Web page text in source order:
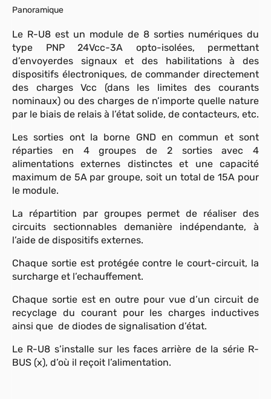
Panoramique
Le R-U8 est un module de 8 sorties numériques du
type PNP 24Vcc-3A opto-isolées, permettant
d’envoyerdes signaux et des habilitations à des
dispositifs électroniques, de commander directement
des charges Vcc (dans les limites des courants
nominaux) ou des charges de n’importe quelle nature
par le biais de relais à l’état solide, de contacteurs, etc.
Les sorties ont la borne GND en commun et sont
réparties en 4 groupes de 2 sorties avec 4
alimentations externes distinctes et une capacité
maximum de 5A par groupe, soit un total de 15A pour
le module.
La répartition par groupes permet de réaliser des
circuits sectionnables demanière indépendante, à
l’aide de dispositifs externes.
Chaque sortie est protégée contre le court-circuit, la
surcharge et l’echauffement.
Chaque sortie est en outre pour vue d’un circuit de
recyclage du courant pour les charges inductives
ainsi que de diodes de signalisation d’état.
Le R-U8 s’installe sur les faces arrière de la série R-
BUS (x), d’où il reçoit l’alimentation.